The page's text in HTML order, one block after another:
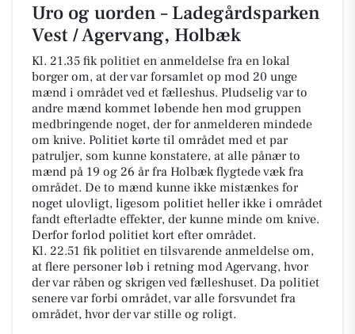
Uro og uorden – Ladegårdsparken
Vest / Agervang, Holbæk
Kl. 21.35 fik politiet en anmeldelse fra en lokal
borger om, at der var forsamlet op mod 20 unge
mænd i området ved et fælleshus. Pludselig var to
andre mænd kommet løbende hen mod gruppen
medbringende noget, der for anmelderen mindede
om knive. Politiet kørte til området med et par
patruljer, som kunne konstatere, at alle pånær to
mænd på 19 og 26 år fra Holbæk flygtede væk fra
området. De to mænd kunne ikke mistænkes for
noget ulovligt, ligesom politiet heller ikke i området
fandt efterladte effekter, der kunne minde om knive.
Derfor forlod politiet kort efter området.
Kl. 22.51 fik politiet en tilsvarende anmeldelse om,
at flere personer løb i retning mod Agervang, hvor
der var råben og skrigen ved fælleshuset. Da politiet
senere var forbi området, var alle forsvundet fra
området, hvor der var stille og roligt.